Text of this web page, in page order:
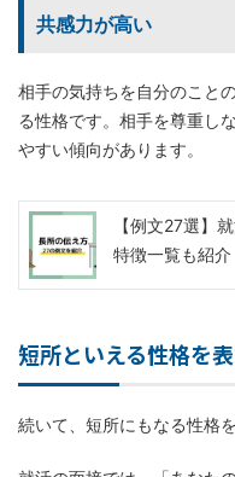
共感力が高い
相手の気持ちを自分のこと
る性格です。相手を尊重し
やすい傾向があります。
【例文27選】
特徴一覧も紹介
短所といえる性格を
続いて、短所にもなる性格